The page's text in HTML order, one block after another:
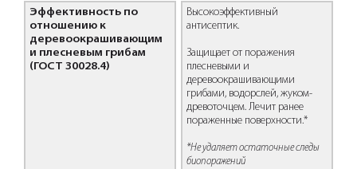
Эффективность по
отношению к
деревоокрашивающим
и плесневым грибам
(ГОСТ 30028.4)
Высокоэффективный
антисептик.
Защищает от поражения
плесневыми и
деревоокрашивающими
грибами, водорслей, жуком-
древоточцем. Лечит ранее
пораженные поверхности.*
*Не удаляет остаточные следы
биопоражений